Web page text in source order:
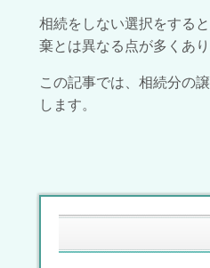
相続をしない選択をする
棄とは異なる点が多くあり
この記事では、相続分の
します。